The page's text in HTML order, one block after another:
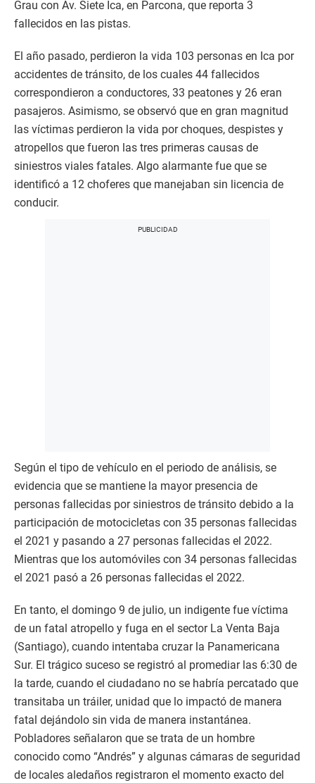
Grau con Av. Siete Ica, en Parcona, que reporta 3
fallecidos en las pistas.
El año pasado, perdieron la vida 103 personas en Ica por
accidentes de tránsito, de los cuales 44 fallecidos
correspondieron a conductores, 33 peatones y 26 eran
pasajeros. Asimismo, se observó que en gran magnitud
las víctimas perdieron la vida por choques, despistes y
atropellos que fueron las tres primeras causas de
siniestros viales fatales. Algo alarmante fue que se
identificó a 12 choferes que manejaban sin licencia de
conducir.
Según el tipo de vehículo en el periodo de análisis, se
evidencia que se mantiene la mayor presencia de
personas fallecidas por siniestros de tránsito debido a la
participación de motocicletas con 35 personas fallecidas
el 2021 y pasando a 27 personas fallecidas el 2022.
Mientras que los automóviles con 34 personas fallecidas
el 2021 pasó a 26 personas fallecidas el 2022.
En tanto, el domingo 9 de julio, un indigente fue víctima
de un fatal atropello y fuga en el sector La Venta Baja
(Santiago), cuando intentaba cruzar la Panamericana
Sur. El trágico suceso se registró al promediar las 6:30 de
la tarde, cuando el ciudadano no se habría percatado que
transitaba un tráiler, unidad que lo impactó de manera
fatal dejándolo sin vida de manera instantánea.
Pobladores señalaron que se trata de un hombre
conocido como “Andrés” y algunas cámaras de seguridad
de locales aledaños registraron el momento exacto del